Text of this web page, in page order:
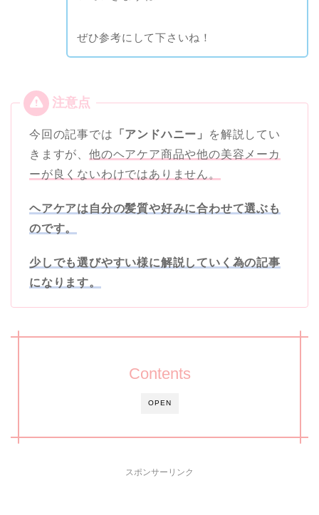
ぜひ参考にして下さいね！
今回の記事では 「アンドハニー」
を解説してい
きますが、 他のヘアケア商品や他の美容メーカ
ーが良くないわけではありません。
ヘアケアは自分の髪質や好みに合わせて選ぶも
のです。
少しでも選びやすい様に解説していく為の記事
になります。
OPEN
Contents
スポンサーリンク